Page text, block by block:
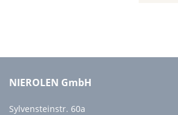
NIEROLEN GmbH
Sylvensteinstr. 60a